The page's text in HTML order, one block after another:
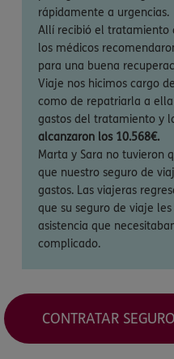
rápidamente a urgencias.
Allí recibió el tratamiento
los médicos
para una buena
Viaje nos hicimos cargo
como de repatriarla a ella
gastos del tratamiento y
alcanzaron los 10.568€.
Marta y Sara no tuvieron
que nuestro seguro de
gastos. Las viajeras
que su seguro de viaje
asistencia que
complicado.
CONTRATAR